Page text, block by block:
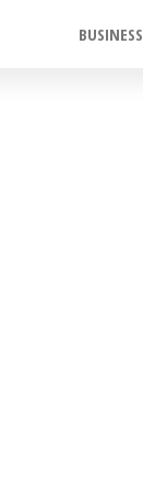
BUSINESS